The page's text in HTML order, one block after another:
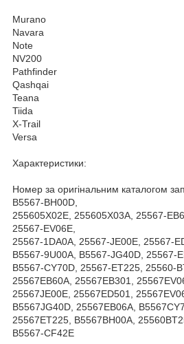
Murano
Navara
Note
NV200
Pathfinder
Qashqai
Teana
Tiida
X-Trail
Versa
Характеристики:
Номер за оригінальним каталогом
B5567-BH00D,
255605X02E, 255605X03A, 25567-
25567-EV06E,
25567-1DA0A, 25567-JE00E, 25567-
B5567-9U00A, B5567-JG40D, 25567-
B5567-CY70D, 25567-ET225, 25560-
25567EB60A, 25567EB301,
25567JE00E, 25567ED501,
B5567JG40D, 25567EB06A,
25567ET225, B5567BH00A,
B5567-CF42E